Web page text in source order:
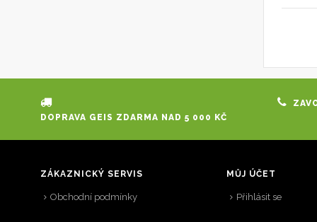
DOPRAVA GEIS ZDARMA NAD 5 000 KČ
ZÁKAZNICKÝ SERVIS
Obchodní podmínky
MŮJ ÚČET
Přihlásit se